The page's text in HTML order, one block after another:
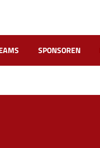
SPONSOREN